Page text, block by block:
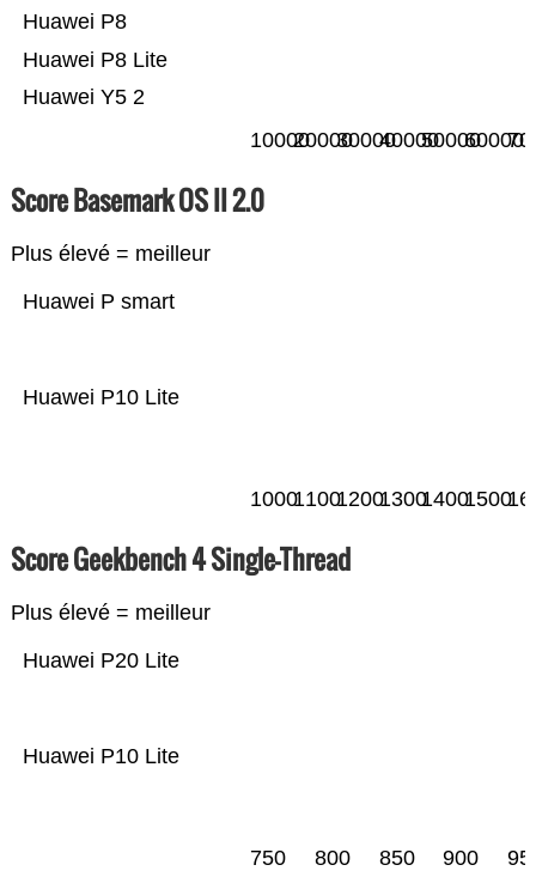
Huawei Y5 2
Huawei P8 Lite
Huawei P8
100002000030000400005000060000
Score Basemark OS II 2.0
Plus élevé = meilleur
Huawei P10 Lite
Huawei P smart
100011001200130014001500
Score Geekbench 4 Single-Thread
Plus élevé = meilleur
Huawei P10 Lite
Huawei P20 Lite
750 800 850 900